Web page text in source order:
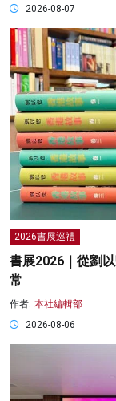
2026-08-07
2026書展巡禮
書展2026｜從劉
常
作者: 本社編輯部
2026-08-06